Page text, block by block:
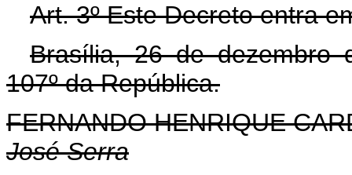
Art. 3º Este Decreto entra
Brasília, 26 de dezembro
107º da República.
FERNANDO HENRIQUE
José Serra